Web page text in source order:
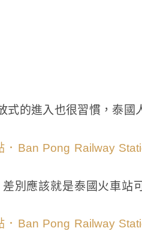
式的進入也很習慣，泰國
別應該就是泰國火車站